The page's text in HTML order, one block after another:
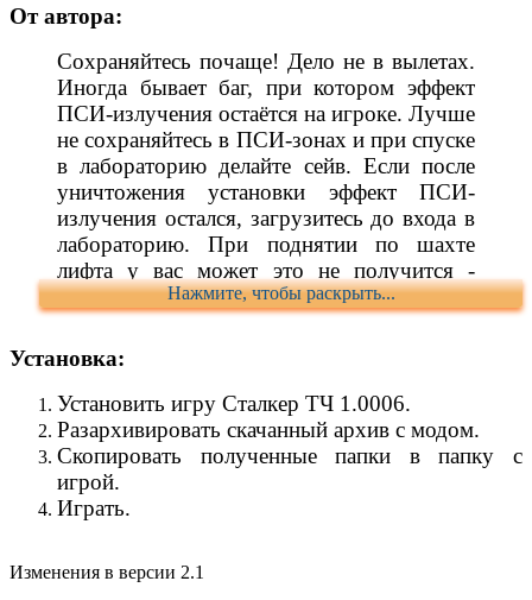
От автора:
Сохраняйтесь почаще! Дело не в вылетах.
Иногда бывает баг, при котором эффект
ПСИ-излучения остаётся на игроке. Лучше
не сохраняйтесь в ПСИ-зонах и при спуске
в лабораторию делайте сейв. Если после
уничтожения установки эффект ПСИ-
излучения остался, загрузитесь до входа в
лабораторию. При поднятии по шахте
лифта у вас может это не получится -
попробуйте несколько раз!
Нажмите, чтобы раскрыть...
Установка:
Установить игру Сталкер ТЧ 1.0006.
Разархивировать скачанный архив с модом.
Скопировать полученные папки в папку с
игрой.
Играть.
Изменения в версии 2.1